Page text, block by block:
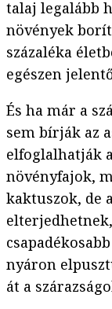
talaj legalább
növények
százaléka
egészen
És ha már a
sem bírják az
elfoglalhatják
növényfajok,
kaktuszok, de
nyáron
át a